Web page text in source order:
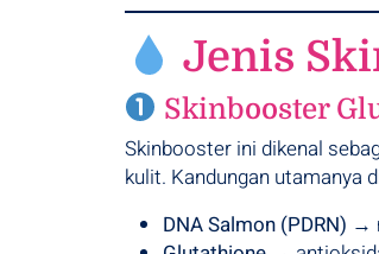
Jenis
Skinbooster
Skinbooster ini dikenal
kulit. Kandungan utamanya
DNA Salmon (PDRN) →